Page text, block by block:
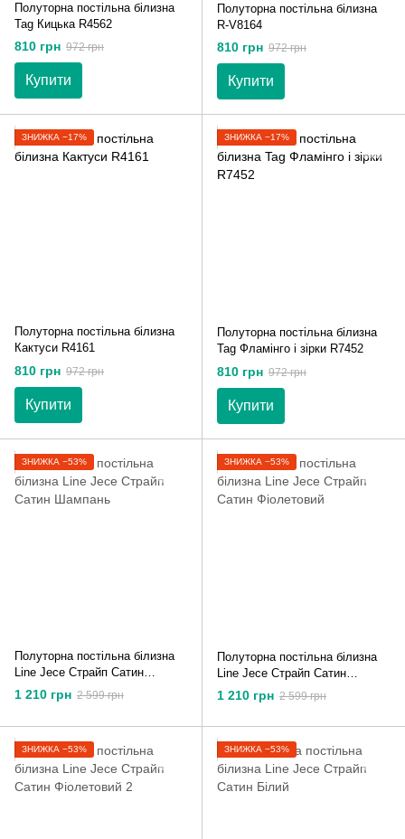
Полуторна постільна білизна
Tag Кицька R4562
810 грн 972 грн
Купити
Полуторна постільна білизна
R-V8164
810 грн 972 грн
Купити
ЗНИЖКА −17%
Полуторна постільна білизна
Кактуси R4161
810 грн 972 грн
Купити
ЗНИЖКА −17%
Полуторна постільна білизна
Tag Фламінго і зірки R7452
810 грн 972 грн
Купити
ЗНИЖКА −53%
Полуторна постільна білизна
Line Jece Страйп Сатин
Шампань
1 210 грн 2 599 грн
ЗНИЖКА −53%
Полуторна постільна білизна
Line Jece Страйп Сатин
Фіолетовий
1 210 грн 2 599 грн
ЗНИЖКА −53% ЗНИЖКА −53%